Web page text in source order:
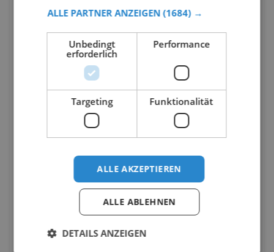
ALLE PARTNER ANZEIGEN (1684) →
Unbedingt
erforderlich
Performance
Targeting Funktionalität
ALLE AKZEPTIEREN
ALLE ABLEHNEN
DETAILS ANZEIGEN